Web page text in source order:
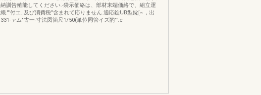
納訓告殖能してください.-袋示価絡は、部材末端価絡で、組立運
織.'"付エ..及び消費税"含まれて応りません.適応錠UB型錠[~，出
331-ァム"古一-寸法図箇尺1/50(単位同管イズ的"'.c